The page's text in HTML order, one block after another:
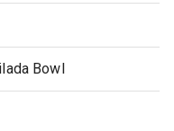
Bowl